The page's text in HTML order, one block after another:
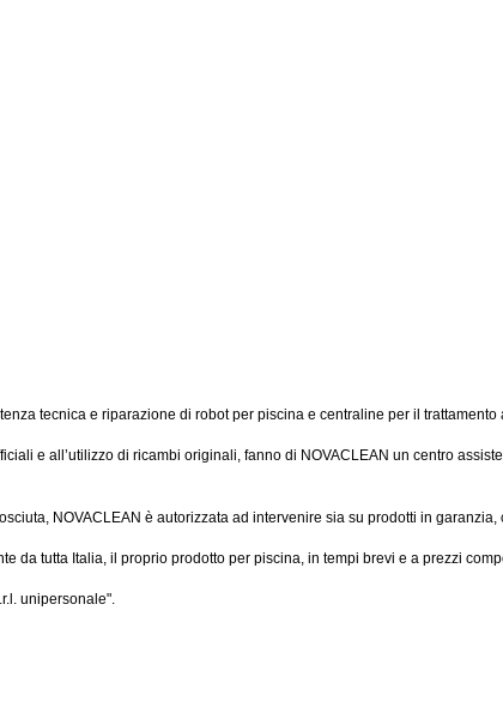
tecnica e riparazione di robot per piscina e centraline per il
e all’utilizzo di ricambi originali, fanno di NOVACLEAN un centro
NOVACLEAN è autorizzata ad intervenire sia su prodotti in
da tutta Italia, il proprio prodotto per piscina, in tempi brevi e a prezzi
unipersonale".